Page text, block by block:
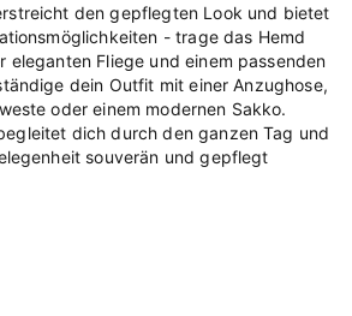
den gepflegten Look und bietet
- trage das Hemd
eleganten Fliege und einem passenden
dein Outfit mit einer Anzughose,
oder einem modernen Sakko.
dich durch den ganzen Tag und
souverän und gepflegt